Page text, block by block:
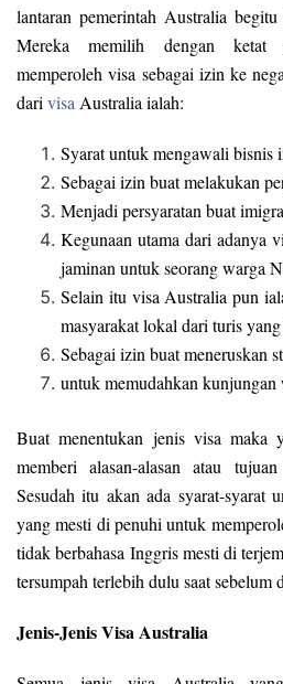
lantaran pemerintah Australia
Mereka memilih dengan ketat
memperoleh visa sebagai izin ke
darivisaAustralia ialah:
Syarat untuk mengawali bisnis
Sebagai izin buat melakukan
Menjadi persyaratan buat
Kegunaan utama dari adanya
jaminan untuk seorang warga
Selain itu visa Australia pun
masyarakat lokal dari turis
Sebagai izin buat meneruskan
untuk memudahkan
Buat menentukan jenis visa maka
memberi alasan-alasan atau
Sesudah itu akan ada syarat-syarat
yang mesti di penuhi untuk
tidak berbahasa Inggris mesti di
tersumpah terlebih dulu saat sebelum
Jenis-Jenis Visa Australia